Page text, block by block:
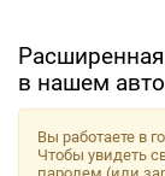
в нашем
Вы работаете в
Чтобы увидеть